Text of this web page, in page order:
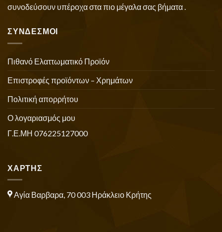
συνοδεύσουν υπέροχα στα πιο μέγαλα σας βήματα .
ΣΥΝΔΕΣΜΟΙ
Πιθανό Ελαττωματικό Προϊόν
Επιστροφές προϊόντων – Χρημάτων
Πολιτική απορρήτου
Ο λογαριασμός μου
Γ.Ε.ΜΗ 076225127000
ΧΑΡΤΗΣ
Αγία Βαρβαρα, 70 003 Ηράκλειο Κρήτης